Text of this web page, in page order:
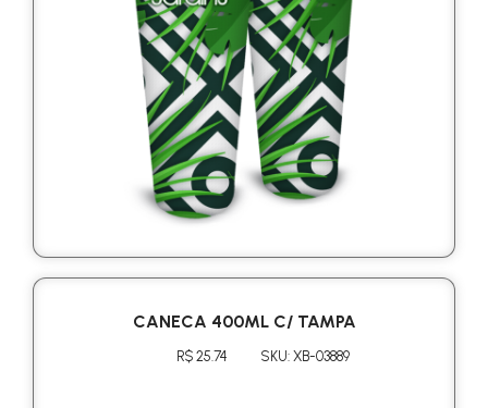
CANECA 400ML C/ TAMPA
R$ 25.74 SKU: XB-03889